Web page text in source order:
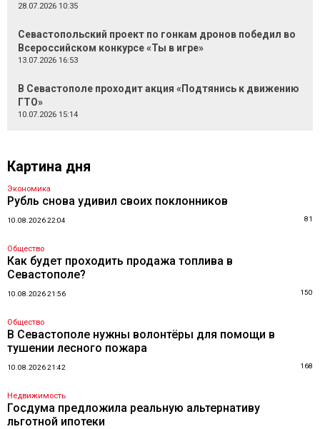
28.07.2026 10:35
Севастопольский проект по гонкам дронов победил во
Всероссийском конкурсе «Ты в игре»
13.07.2026 16:53
В Севастополе проходит акция «Подтянись к движению
ГТО»
10.07.2026 15:14
Картина дня
Экономика
Рубль снова удивил своих поклонников
10.08.2026 22:04 81
Общество
Как будет проходить продажа топлива в
Севастополе?
10.08.2026 21:56 150
Общество
В Севастополе нужны волонтёры для помощи в
тушении лесного пожара
10.08.2026 21:42 168
Недвижимость
Госдума предложила реальную альтернативу
льготной ипотеки